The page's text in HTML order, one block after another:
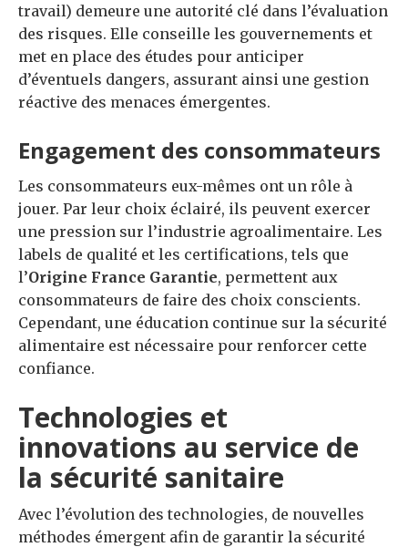
travail) demeure une autorité clé dans l’évaluation
des risques. Elle conseille les gouvernements et
met en place des études pour anticiper
d’éventuels dangers, assurant ainsi une gestion
réactive des menaces émergentes.
Engagement des consommateurs
Les consommateurs eux-mêmes ont un rôle à
jouer. Par leur choix éclairé, ils peuvent exercer
une pression sur l’industrie agroalimentaire. Les
labels de qualité et les certifications, tels que
l’Origine France Garantie, permettent aux
consommateurs de faire des choix conscients.
Cependant, une éducation continue sur la sécurité
alimentaire est nécessaire pour renforcer cette
confiance.
Technologies et
innovations au service de
la sécurité sanitaire
Avec l’évolution des technologies, de nouvelles
méthodes émergent afin de garantir la sécurité